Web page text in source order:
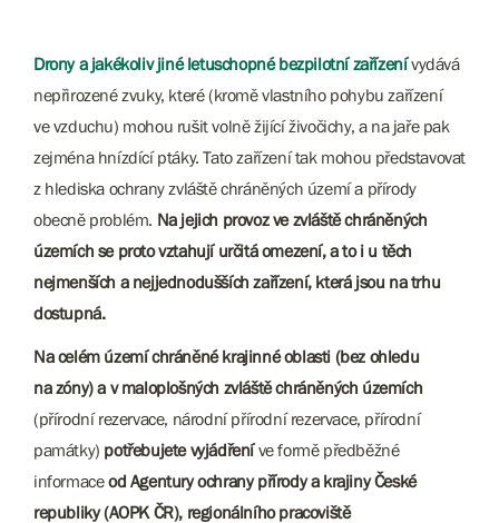
Drony a jakékoliv jiné letuschopné bezpilotní zařízenívydává
nepřirozené zvuky, které (kromě vlastního pohybu zařízení
ve vzduchu) mohou rušit volně žijící živočichy, a na jaře pak
zejména hnízdící ptáky. Tato zařízení tak mohou představovat
z hlediska ochrany zvláště chráněných území a přírody
obecně problém. Na jejich provoz ve zvláště chráněných
územích se proto vztahují určitá omezení, a to i u těch
nejmenších a nejjednodušších zařízení, která jsou na trhu
dostupná.
Na celém území chráněné krajinné oblasti (bez ohledu
na zóny) a v maloplošných zvláště chráněných územích
(přírodní rezervace, národní přírodní rezervace, přírodní
památky)​​​​​​​ potřebujete vyjádřeníve formě předběžné
informaceod Agentury ochrany přírody a krajiny České
republiky (AOPK ČR), regionálního pracoviště